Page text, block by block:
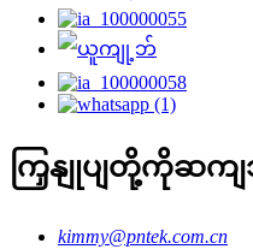
ကြှနျုပျတို့ကိုဆကျ
kimmy@pntek.com.cn